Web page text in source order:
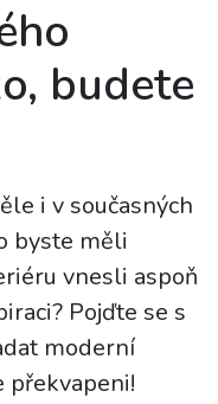
budete
i v současných
byste měli
vnesli aspoň
Pojďte se s
moderní
překvapeni!